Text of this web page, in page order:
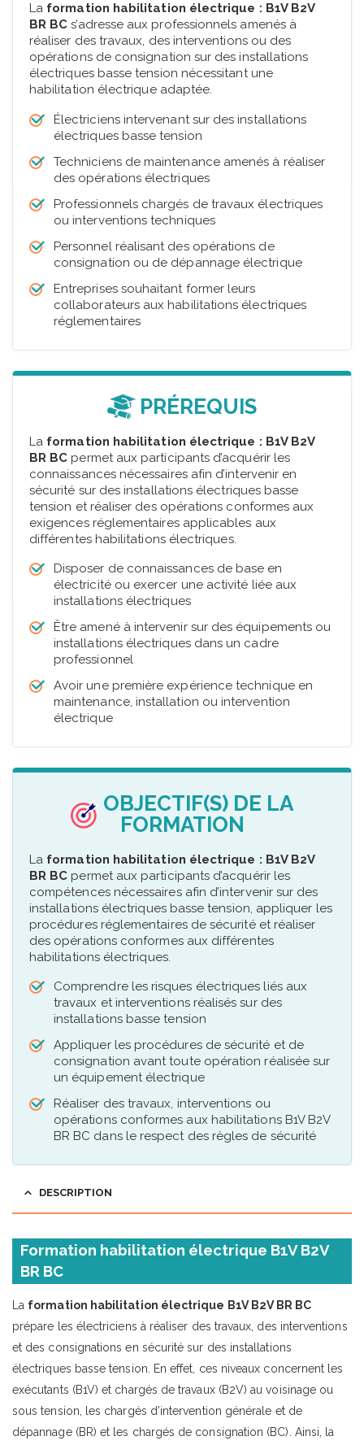
La formation habilitation électrique : B1V B2V
BR BC s’adresse aux professionnels amenés à
réaliser des travaux, des interventions ou des
opérations de consignation sur des installations
électriques basse tension nécessitant une
habilitation électrique adaptée.
Électriciens intervenant sur des installations
électriques basse tension
Techniciens de maintenance amenés à réaliser
des opérations électriques
Professionnels chargés de travaux électriques
ou interventions techniques
Personnel réalisant des opérations de
consignation ou de dépannage électrique
Entreprises souhaitant former leurs
collaborateurs aux habilitations électriques
réglementaires
PRÉREQUIS
La formation habilitation électrique : B1V B2V
BR BC permet aux participants d’acquérir les
connaissances nécessaires afin d’intervenir en
sécurité sur des installations électriques basse
tension et réaliser des opérations conformes aux
exigences réglementaires applicables aux
différentes habilitations électriques.
Disposer de connaissances de base en
électricité ou exercer une activité liée aux
installations électriques
Être amené à intervenir sur des équipements ou
installations électriques dans un cadre
professionnel
Avoir une première expérience technique en
maintenance, installation ou intervention
électrique
OBJECTIF(S) DE LA
FORMATION
La formation habilitation électrique : B1V B2V
BR BC permet aux participants d’acquérir les
compétences nécessaires afin d’intervenir sur des
installations électriques basse tension, appliquer les
procédures réglementaires de sécurité et réaliser
des opérations conformes aux différentes
habilitations électriques.
Comprendre les risques électriques liés aux
travaux et interventions réalisés sur des
installations basse tension
Appliquer les procédures de sécurité et de
consignation avant toute opération réalisée sur
un équipement électrique
Réaliser des travaux, interventions ou
opérations conformes aux habilitations B1V B2V
BR BC dans le respect des règles de sécurité
DESCRIPTION
Formation habilitation électrique B1V B2V
BR BC
La formation habilitation électrique B1V B2V BR BC
prépare les électriciens à réaliser des travaux, des interventions
et des consignations en sécurité sur des installations
électriques basse tension. En effet, ces niveaux concernent les
exécutants (B1V) et chargés de travaux (B2V) au voisinage ou
sous tension, les chargés d’intervention générale et de
dépannage (BR) et les chargés de consignation (BC). Ainsi, la